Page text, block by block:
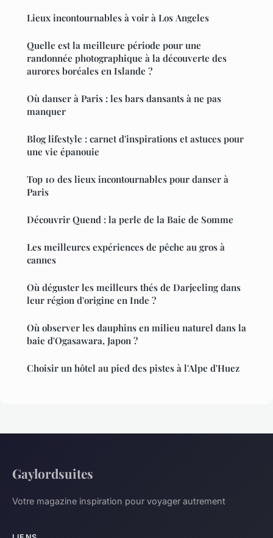
Lieux incontournables à voir à Los Angeles
Quelle est la meilleure période pour une
randonnée photographique à la découverte des
aurores boréales en Islande ?
Où danser à Paris : les bars dansants à ne pas
manquer
Blog lifestyle : carnet d'inspirations et astuces pour
une vie épanouie
Top 10 des lieux incontournables pour danser à
Paris
Découvrir Quend : la perle de la Baie de Somme
Les meilleures expériences de pêche au gros à
cannes
Où déguster les meilleurs thés de Darjeeling dans
leur région d'origine en Inde ?
Où observer les dauphins en milieu naturel dans la
baie d'Ogasawara, Japon ?
Choisir un hôtel au pied des pistes à l'Alpe d'Huez
Gaylordsuites
Votre magazine inspiration pour voyager autrement